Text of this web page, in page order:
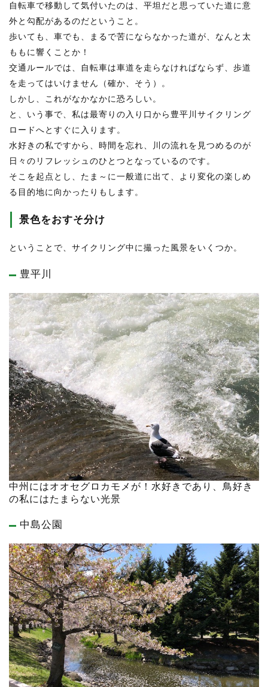
自転車で移動して気付いたのは、平坦だと思っていた道に意
外と勾配があるのだということ。
歩いても、車でも、まるで苦にならなかった道が、なんと太
ももに響くことか！
交通ルールでは、自転車は車道を走らなければならず、歩道
を走ってはいけません（確か、そう）。
しかし、これがなかなかに恐ろしい。
と、いう事で、私は最寄りの入り口から豊平川サイクリング
ロードへとすぐに入ります。
水好きの私ですから、時間を忘れ、川の流れを見つめるのが
日々のリフレッシュのひとつとなっているのです。
そこを起点とし、たま～に一般道に出て、より変化の楽しめ
る目的地に向かったりもします。
景色をおすそ分け
ということで、サイクリング中に撮った風景をいくつか。
豊平川
中州にはオオセグロカモメが！水好きであり、鳥好き
の私にはたまらない光景
中島公園